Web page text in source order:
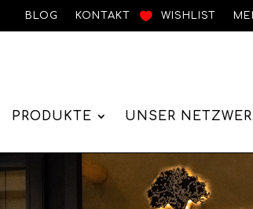
BLOG KONTAKT WISHLIST
PRODUKTE UNSER